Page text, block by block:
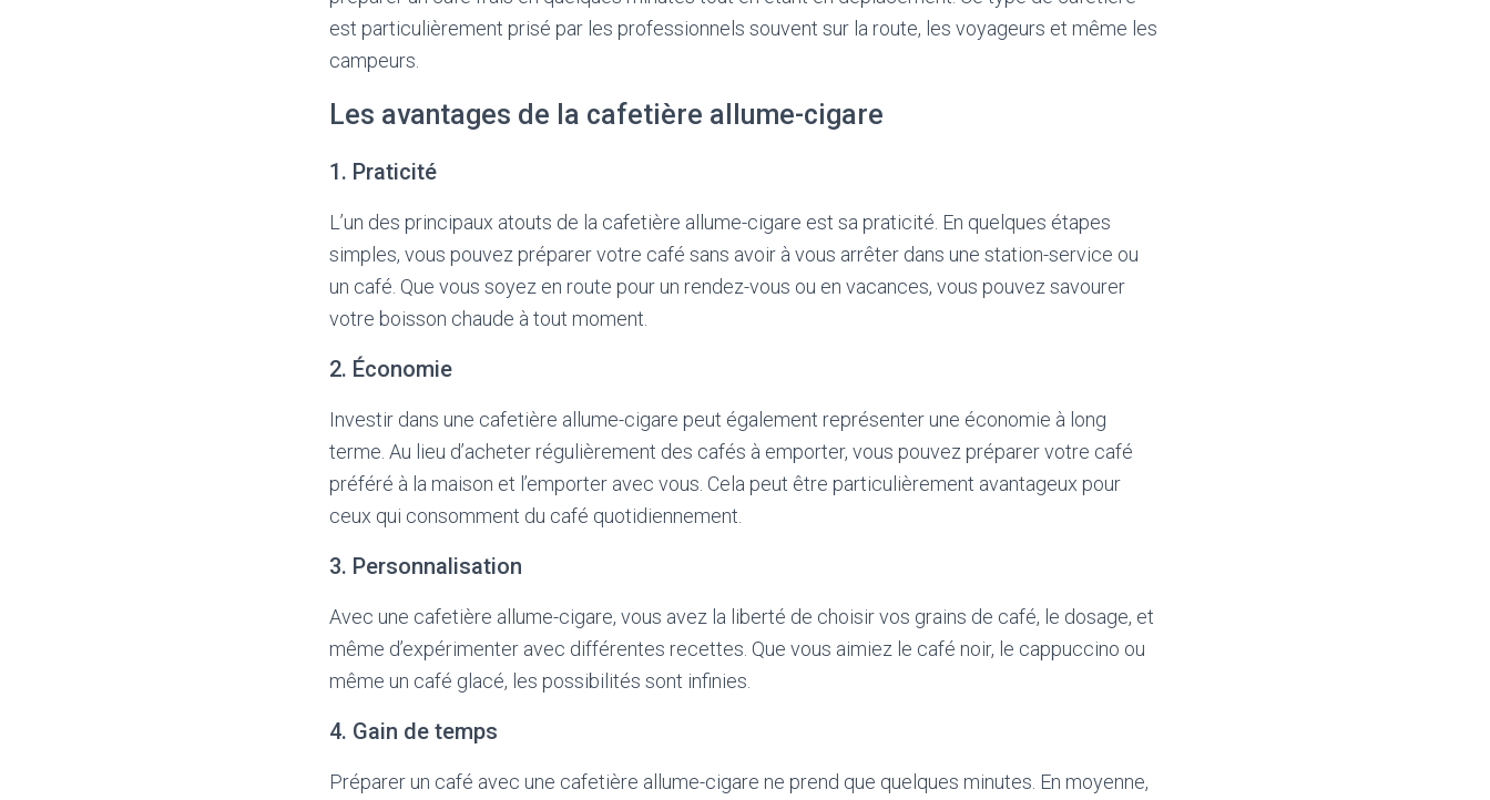
est particulièrement prisé par les professionnels souvent sur la route, les voyageurs et même les
campeurs.
Les avantages de la cafetière allume-cigare
1. Praticité
L’un des principaux atouts de la cafetière allume-cigare est sa praticité. En quelques étapes
simples, vous pouvez préparer votre café sans avoir à vous arrêter dans une station-service ou
un café. Que vous soyez en route pour un rendez-vous ou en vacances, vous pouvez savourer
votre boisson chaude à tout moment.
2. Économie
Investir dans une cafetière allume-cigare peut également représenter une économie à long
terme. Au lieu d’acheter régulièrement des cafés à emporter, vous pouvez préparer votre café
préféré à la maison et l’emporter avec vous. Cela peut être particulièrement avantageux pour
ceux qui consomment du café quotidiennement.
3. Personnalisation
Avec une cafetière allume-cigare, vous avez la liberté de choisir vos grains de café, le dosage, et
même d’expérimenter avec différentes recettes. Que vous aimiez le café noir, le cappuccino ou
même un café glacé, les possibilités sont infinies.
4. Gain de temps
Préparer un café avec une cafetière allume-cigare ne prend que quelques minutes. En moyenne,